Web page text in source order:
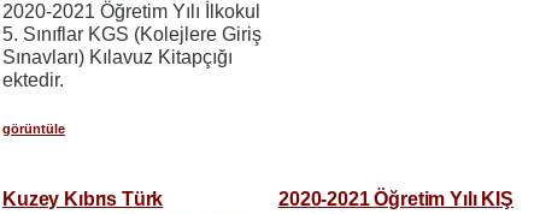
2020-2021 Öğretim Yılı İlkokul
5. Sınıflar KGS (Kolejlere Giriş
Sınavları) Kılavuz Kitapçığı
ektedir.
görüntüle
Kuzey Kıbrıs Türk
2020-2021 Öğretim Yılı KIŞ